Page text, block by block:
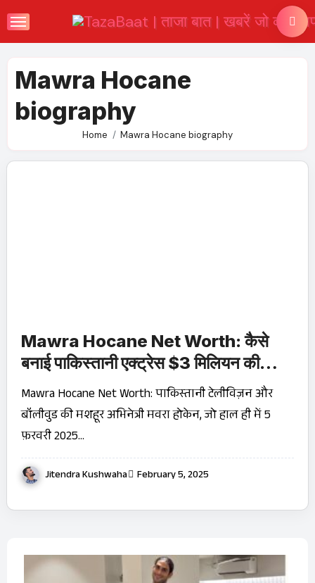
to
Mawra Hocane
biography
Home Mawra Hocane biography
Mawra Hocane Net Worth: कैसे
बनाई पाकिस्तानी एक्ट्रेस $3 मिलियन की
संपत्ति?
Mawra Hocane Net Worth: पाकिस्तानी टेलीविज़न और
बॉलीवुड की मशहूर अभिनेत्री मवरा होकेन, जो हाल ही में 5
फ़रवरी 2025…
Jitendra Kushwaha February 5, 2025